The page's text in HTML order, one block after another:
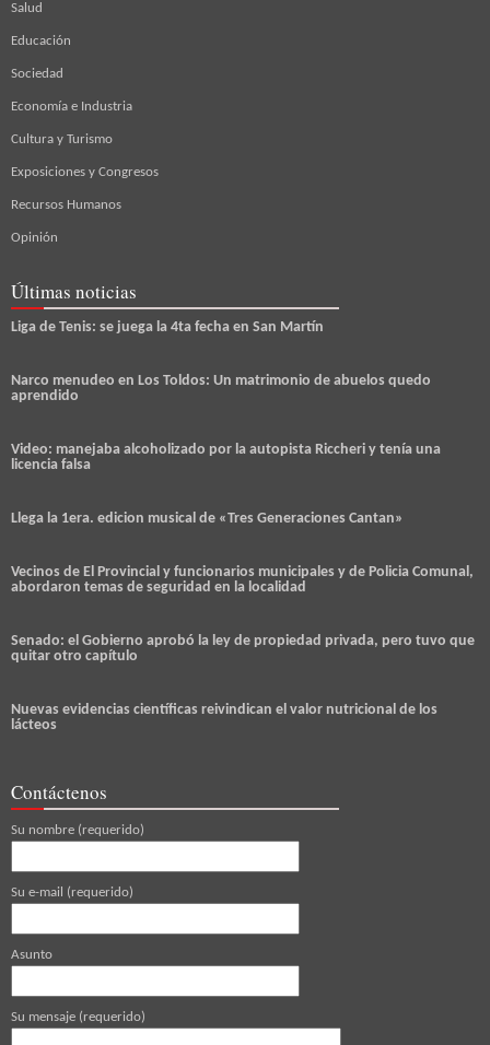
Salud
Educación
Sociedad
Economía e Industria
Cultura y Turismo
Exposiciones y Congresos
Recursos Humanos
Opinión
Últimas noticias
Liga de Tenis: se juega la 4ta fecha en San Martín
Narco menudeo en Los Toldos: Un matrimonio de abuelos quedo
aprendido
Video: manejaba alcoholizado por la autopista Riccheri y tenía una
licencia falsa
Llega la 1era. edicion musical de «Tres Generaciones Cantan»
Vecinos de El Provincial y funcionarios municipales y de Policia Comunal,
abordaron temas de seguridad en la localidad
Senado: el Gobierno aprobó la ley de propiedad privada, pero tuvo que
quitar otro capítulo
Nuevas evidencias científicas reivindican el valor nutricional de los
lácteos
Contáctenos
Su nombre (requerido)
Su e-mail (requerido)
Asunto
Su mensaje (requerido)